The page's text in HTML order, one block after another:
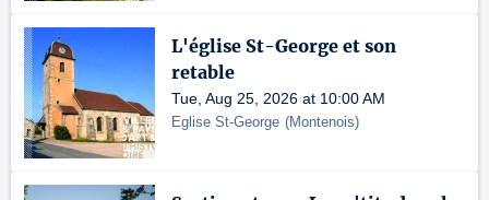
L'église St-George et son
retable
Tue, Aug 25, 2026 at 10:00 AM
Eglise St-George (Montenois)